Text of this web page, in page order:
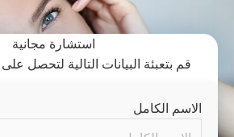
استشارة مجانية
قم بتعبئة البيانات التالية لتحصل
الاسم الكامل